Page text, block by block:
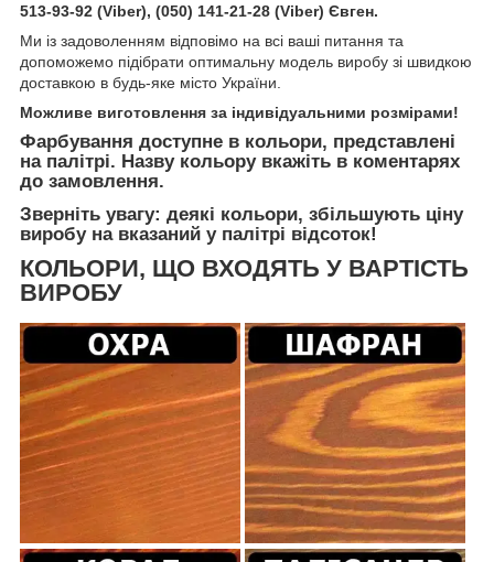
513-93-92 (Viber), (050) 141-21-28 (Viber) Євген.
Ми із задоволенням відповімо на всі ваші питання та
допоможемо підібрати оптимальну модель виробу зі швидкою
доставкою в будь-яке місто України.
Можливе виготовлення за індивідуальними розмірами!
Фарбування доступне в кольори, представлені
на палітрі. Назву кольору вкажіть в коментарях
до замовлення.
Зверніть увагу: деякі кольори, збільшують ціну
виробу на вказаний у палітрі відсоток!
КОЛЬОРИ, ЩО ВХОДЯТЬ У ВАРТІСТЬ
ВИРОБУ